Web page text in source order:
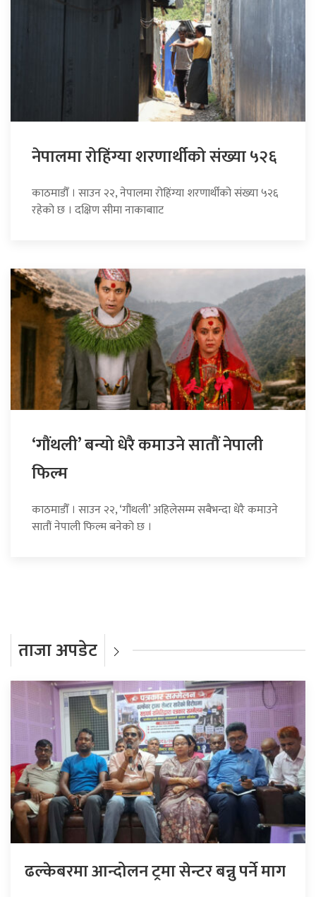
नेपालमा रोहिंग्या शरणार्थीको संख्या ५२६
काठमाडौँ । साउन २२, नेपालमा रोहिंग्या शरणार्थीको संख्या ५२६
रहेको छ । दक्षिण सीमा नाकाबााट
‘गौंथली’ बन्यो धेरै कमाउने सातौं नेपाली
फिल्म
काठमाडौँ । साउन २२, ‘गौंथली’ अहिलेसम्म सबैभन्दा धेरै कमाउने
सातौं नेपाली फिल्म बनेको छ ।
ताजा अपडेट
ढल्केबरमा आन्दोलन ट्रमा सेन्टर बन्नु पर्ने माग